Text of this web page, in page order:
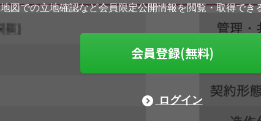
地図での立地確認など会員限定公開情報を閲覧・取得でき
会員登録(無料)
ログイン